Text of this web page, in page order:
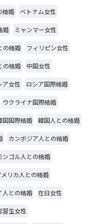
結婚 ベトナム女性
婚 ミャンマー女性
の結婚 フィリピン女性
の結婚 中国女性
ア女性 ロシア国際結婚
ウクライナ国際結婚
国国際結婚 韓国人との結婚
カンボジア人との結婚
ンゴル人との結婚
メリカ人との結婚
人との結婚 在日女性
習生女性